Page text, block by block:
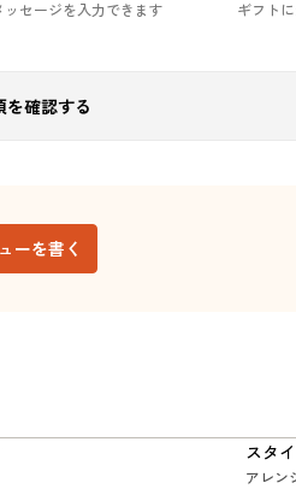
ッセージを入力できます ギフト
を確認する
ーを書く
スタ
アレン